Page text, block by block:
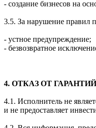
- создание бизнесов на
3.5. За нарушение правил
- устное предупреждение;
- безвозвратное
4. ОТКАЗ ОТ
4.1. Исполнитель не
и не предоставляет